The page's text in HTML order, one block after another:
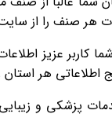
هر صنف را از
کاربر عزیز
هر استان
پزشکی و زیبایی